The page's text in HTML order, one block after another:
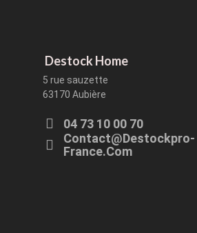
Destock Home
5 rue sauzette
63170 Aubière
04 73 10 00 70
Contact@destockpro-
France.com